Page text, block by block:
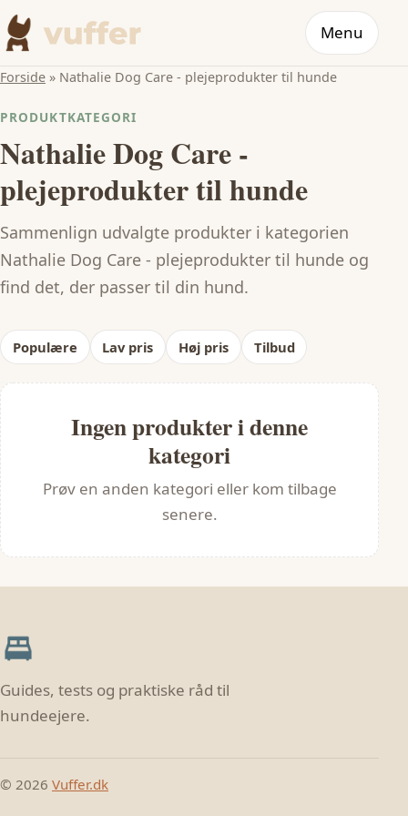
Menu
Forside » Nathalie Dog Care - plejeprodukter til hunde
PRODUKTKATEGORI
Nathalie Dog Care -
plejeprodukter til hunde
Sammenlign udvalgte produkter i kategorien
Nathalie Dog Care - plejeprodukter til hunde og
find det, der passer til din hund.
Populære Lav pris Høj pris Tilbud
Ingen produkter i denne
kategori
Prøv en anden kategori eller kom tilbage
senere.
Guides, tests og praktiske råd til
hundeejere.
© 2026 Vuffer.dk